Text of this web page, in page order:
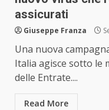
assicurati
Giuseppe Franza
Una nuova
Italia agisce sotto le
delle Entrate....
Read More